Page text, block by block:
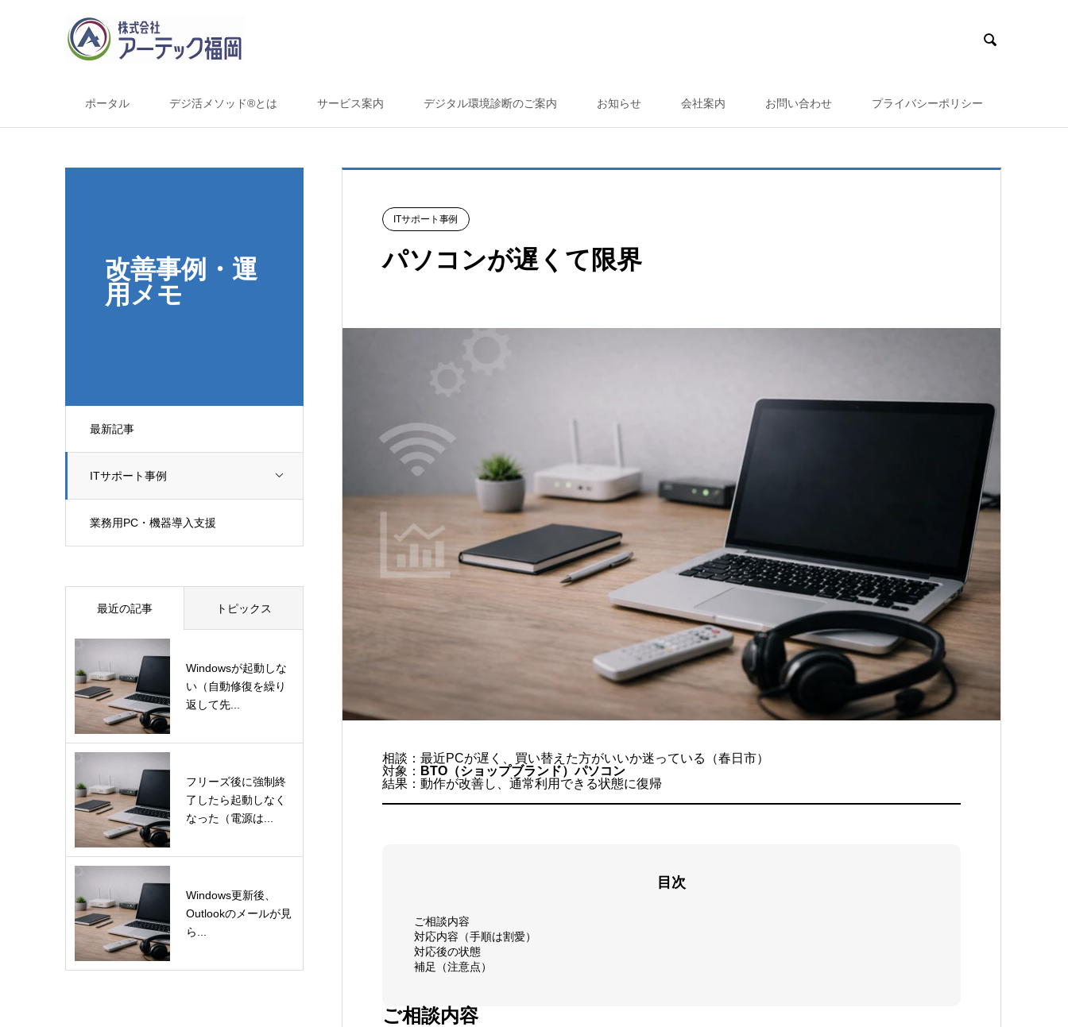

ポータル デジ活メソッド®とは サービス案内 デジタル環境診断のご案内 お知らせ 会社案内 お問い合わせ プライバシーポリシー
改善事例・運
用メモ
最新記事
ITサポート事例
業務用PC・機器導入支援
ITサポート事例
パソコンが遅くて限界
相談：最近PCが遅く、買い替えた方がいいか迷っている（春日市）
対象： BTO（ショップブランド）パソコン
結果：動作が改善し、通常利用できる状態に復帰
目次
ご相談内容
対応内容（手順は割愛）
対応後の状態
補足（注意点）
ご相談内容
最近の記事 トピックス
Windowsが起動しな
い（自動修復を繰り
返して先...
フリーズ後に強制終
了したら起動しなく
なった（電源は...
Windows更新後、
Outlookのメールが見
ら...